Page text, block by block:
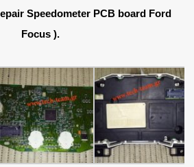
Speedometer PCB board Ford
Focus ).